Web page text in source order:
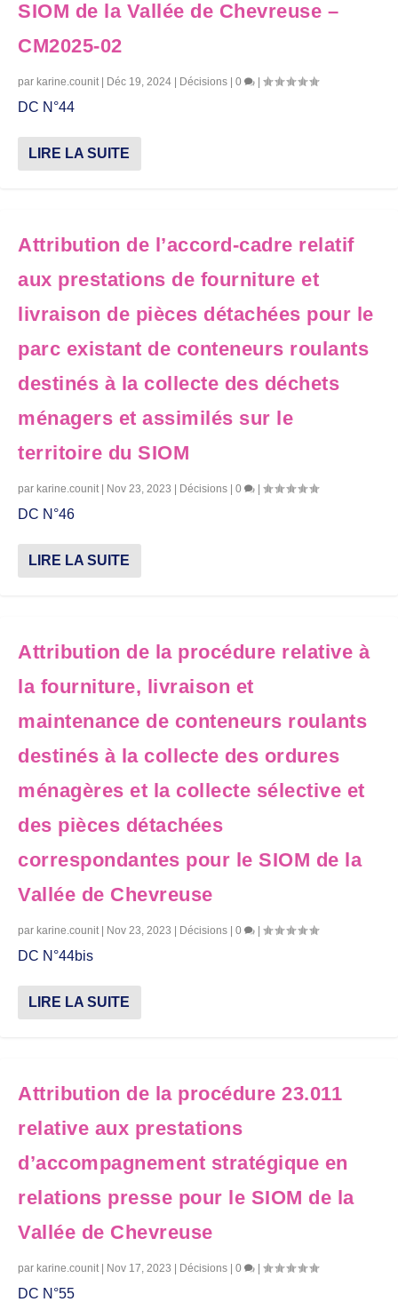
SIOM de la Vallée de Chevreuse –
CM2025-02
par karine.counit| Déc 19, 2024 Décisions 0
DC N°44
LIRE LA SUITE
Attribution de l’accord-cadre relatif
aux prestations de fourniture et
livraison de pièces détachées pour le
parc existant de conteneurs roulants
destinés à la collecte des déchets
ménagers et assimilés sur le
territoire du SIOM
par karine.counit| Nov 23, 2023 Décisions 0
DC N°46
LIRE LA SUITE
Attribution de la procédure relative à
la fourniture, livraison et
maintenance de conteneurs roulants
destinés à la collecte des ordures
ménagères et la collecte sélective et
des pièces détachées
correspondantes pour le SIOM de la
Vallée de Chevreuse
par karine.counit| Nov 23, 2023 Décisions 0
DC N°44bis
LIRE LA SUITE
Attribution de la procédure 23.011
relative aux prestations
d’accompagnement stratégique en
relations presse pour le SIOM de la
Vallée de Chevreuse
par karine.counit| Nov 17, 2023 Décisions 0
DC N°55